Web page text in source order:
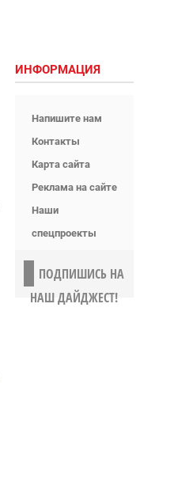
ИНФОРМАЦИЯ
Напишите нам
Контакты
Карта сайта
Реклама на сайте
Наши
спецпроекты
ПОДПИШИСЬ НА
НАШ ДАЙДЖЕСТ!